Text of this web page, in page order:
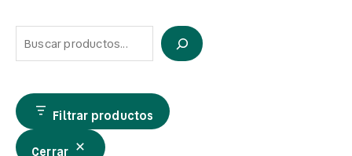
Filtrar productos
Cerrar